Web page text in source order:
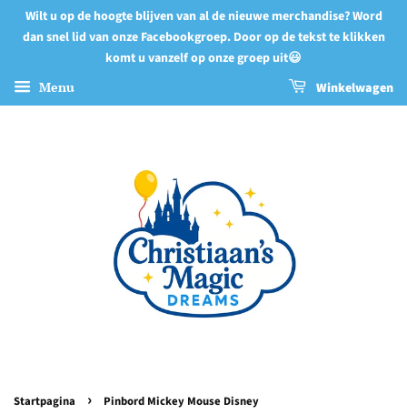
Wilt u op de hoogte blijven van al de nieuwe merchandise? Word
dan snel lid van onze Facebookgroep. Door op de tekst te klikken
komt u vanzelf op onze groep uit😃
Menu Winkelwagen
Startpagina › Pinbord Mickey Mouse Disney